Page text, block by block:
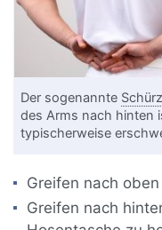
Der sogenannte
des Arms nach hinten
typischerweise
Greifen nach
Greifen nach